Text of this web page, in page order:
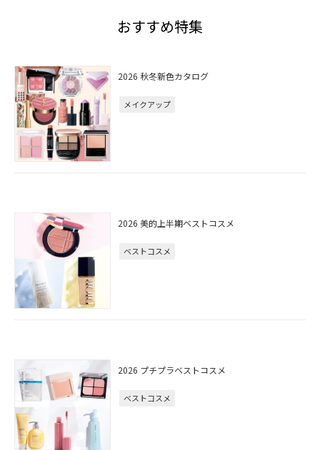
おすすめ特集
2026 秋冬新色カタログ
メイクアップ
2026 美的上半期ベストコスメ
ベストコスメ
2026 プチプラベストコスメ
ベストコスメ